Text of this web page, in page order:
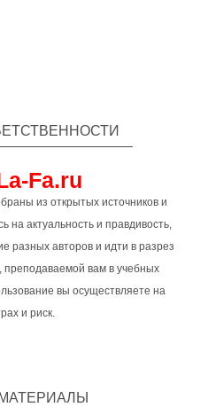
Fa.ru
из открытых источников и
на актуальность и правдивость,
разных авторов и идти в разрез
преподаваемой вам в учебных
вы осуществляете на
и риск.